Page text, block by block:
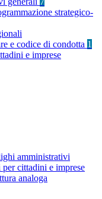
strategico-
e codice di condotta 1
e imprese
amministrativi
cittadini e imprese
analoga